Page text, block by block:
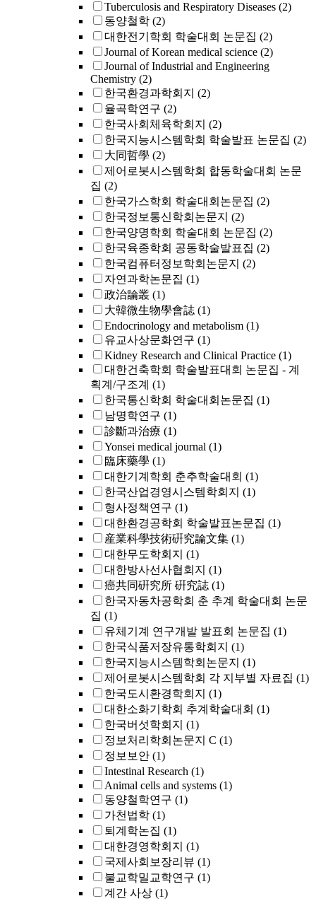
Tuberculosis and Respiratory Diseases (2)
동양철학 (2)
대한전기학회 학술대회 논문집 (2)
Journal of Korean medical science (2)
Journal of Industrial and Engineering
Chemistry (2)
한국환경과학회지 (2)
율곡학연구 (2)
한국사회체육학회지 (2)
한국지능시스템학회 학술발표 논문집 (2)
大同哲學 (2)
제어로봇시스템학회 합동학술대회 논문
집 (2)
한국가스학회 학술대회논문집 (2)
한국정보통신학회논문지 (2)
한국양명학회 학술대회 논문집 (2)
한국육종학회 공동학술발표집 (2)
한국컴퓨터정보학회논문지 (2)
자연과학논문집 (1)
政治論叢 (1)
大韓微生物學會誌 (1)
Endocrinology and metabolism (1)
유교사상문화연구 (1)
Kidney Research and Clinical Practice (1)
대한건축학회 학술발표대회 논문집 - 계
획계/구조계 (1)
한국통신학회 학술대회논문집 (1)
남명학연구 (1)
診斷과治療 (1)
Yonsei medical journal (1)
臨床藥學 (1)
대한기계학회 춘추학술대회 (1)
한국산업경영시스템학회지 (1)
형사정책연구 (1)
대한환경공학회 학술발표논문집 (1)
産業科學技術硏究論文集 (1)
대한무도학회지 (1)
대한방사선사협회지 (1)
癌共同硏究所 硏究誌 (1)
한국자동차공학회 춘 추계 학술대회 논문
집 (1)
유체기계 연구개발 발표회 논문집 (1)
한국식품저장유통학회지 (1)
한국지능시스템학회논문지 (1)
제어로봇시스템학회 각 지부별 자료집 (1)
한국도시환경학회지 (1)
대한소화기학회 추계학술대회 (1)
한국버섯학회지 (1)
정보처리학회논문지 C (1)
정보보안 (1)
Intestinal Research (1)
Animal cells and systems (1)
동양철학연구 (1)
가천법학 (1)
퇴계학논집 (1)
대한경영학회지 (1)
국제사회보장리뷰 (1)
불교학밀교학연구 (1)
계간 사상 (1)